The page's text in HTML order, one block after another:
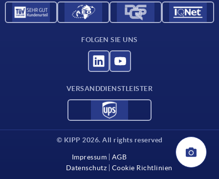
FOLGEN SIE UNS
VERSANDDIENSTLEISTER
© KIPP 2026. All rights reserved
Impressum
AGB
Datenschutz
Cookie Richtlinien